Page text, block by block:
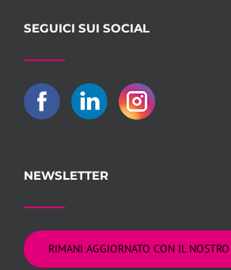
SEGUICI SUI SOCIAL
NEWSLETTER
RIMANI AGGIORNATO CON IL